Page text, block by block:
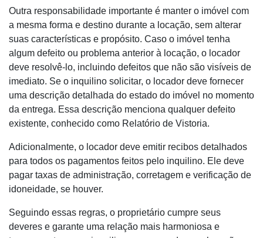
Outra responsabilidade importante é manter o imóvel com
a mesma forma e destino durante a locação, sem alterar
suas características e propósito. Caso o imóvel tenha
algum defeito ou problema anterior à locação, o locador
deve resolvê-lo, incluindo defeitos que não são visíveis de
imediato. Se o inquilino solicitar, o locador deve fornecer
uma descrição detalhada do estado do imóvel no momento
da entrega. Essa descrição menciona qualquer defeito
existente, conhecido como Relatório de Vistoria.
Adicionalmente, o locador deve emitir recibos detalhados
para todos os pagamentos feitos pelo inquilino. Ele deve
pagar taxas de administração, corretagem e verificação de
idoneidade, se houver.
Seguindo essas regras, o proprietário cumpre seus
deveres e garante uma relação mais harmoniosa e